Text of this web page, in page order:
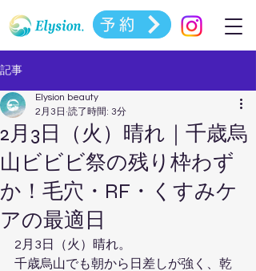
予約
記事
2月3日（火）晴れ｜千歳烏
山ビビビ祭の残り枠わず
か！毛穴・RF・くすみケ
アの最適日
Elysion beauty
2月3日 読了時間: 3分
2月3日（火）晴れ。
千歳烏山でも朝から日差しが強く、乾